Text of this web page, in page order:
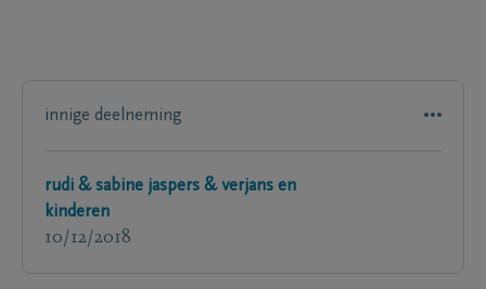
innige deelneming
rudi & sabine jaspers & verjans en
kinderen
10/12/2018